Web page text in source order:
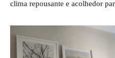
clima repousante e acolhedor